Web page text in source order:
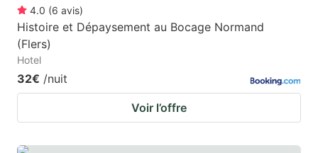
4.0 (6 avis)
Histoire et Dépaysement au Bocage Normand
(Flers)
Hotel
32€ /nuit
Voir l’offre